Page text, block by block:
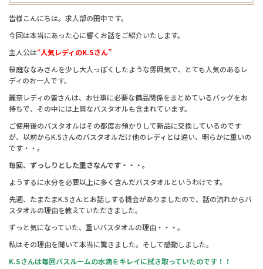
皆様こんにちは。求人部の田中です。
今回は本当にあった心に響くお話をご紹介いたします。
主人公は“人気レディのK.Sさん”
桜庭ななみさんを少し大人っぽくしたような雰囲気で、とても人気のあるレ
ディのお一人です。
麗奈レディの皆さんは、お仕事に必要な備品関係をまとめているバッグをお
持ちで、その中には上質なバスタオルも含まれています。
ご使用後のバスタオルはその都度お預かりして新品に交換しているのです
が、以前からK.Sさんのバスタオルだけ他のレディとは違い、明らかに重いの
です・・。
毎回、ずっしりとした重さなんです・・・。
ようするに水分を必要以上に多く含んだバスタオルというわけです。
先週、たまたまK.Sさんとお話しする機会がありましたので、話の流れからバ
スタオルの理由を教えていただきました。
ずっと気になっていた、重いバスタオルの理由・・・。
私はその理由を聞いて本当に驚きました。そして感動しました。
K.Sさんは毎回バスルームの水滴をキレイに拭き取っていたのです！！